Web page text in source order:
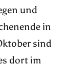
und
in
sind
dort im